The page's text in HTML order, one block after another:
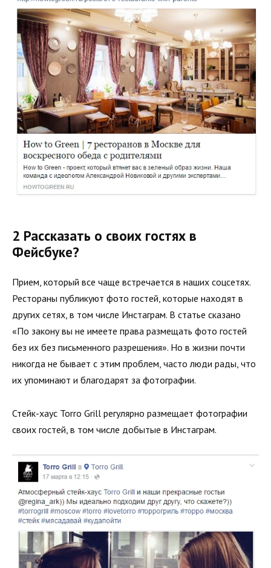
2 Рассказать о своих гостях в
Фейсбуке?
Прием, который все чаще встречается в наших соцсетях.
Рестораны публикуют фото гостей, которые находят в
других сетях, в том числе Инстаграм. В статье сказано
«По закону вы не имеете права размещать фото гостей
без их без письменного разрешения». Но в жизни почти
никогда не бывает с этим проблем, часто люди рады, что
их упоминают и благодарят за фотографии.
Стейк-хаус Torro Grill регулярно размещает фотографии
своих гостей, в том числе добытые в Инстаграм.